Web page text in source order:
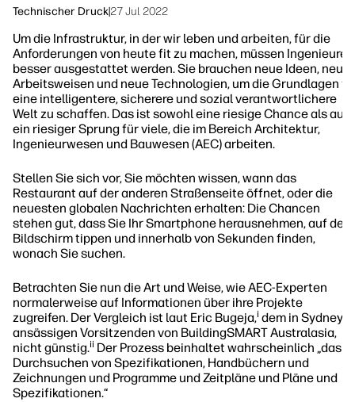
Technischer Druck|27 Jul 2022
Um die Infrastruktur, in der wir leben und arbeiten, für die
Anforderungen von heute fit zu machen, müssen Ingenieure
besser ausgestattet werden. Sie brauchen neue Ideen, neue
Arbeitsweisen und neue Technologien, um die Grundlagen
eine intelligentere, sicherere und sozial verantwortlichere
Welt zu schaffen. Das ist sowohl eine riesige Chance als
ein riesiger Sprung für viele, die im Bereich Architektur,
Ingenieurwesen und Bauwesen (AEC) arbeiten.
Stellen Sie sich vor, Sie möchten wissen, wann das
Restaurant auf der anderen Straßenseite öffnet, oder die
neuesten globalen Nachrichten erhalten: Die Chancen
stehen gut, dass Sie Ihr Smartphone herausnehmen, auf den
Bildschirm tippen und innerhalb von Sekunden finden,
wonach Sie suchen.
Betrachten Sie nun die Art und Weise, wie AEC-Experten
normalerweise auf Informationen über ihre Projekte
zugreifen. Der Vergleich ist laut Eric Bugeja,i dem in Sydney
ansässigen Vorsitzenden von BuildingSMART Australasia,
nicht günstig.ii Der Prozess beinhaltet wahrscheinlich „das
Durchsuchen von Spezifikationen, Handbüchern und
Zeichnungen und Programme und Zeitpläne und Pläne und
Spezifikationen.“